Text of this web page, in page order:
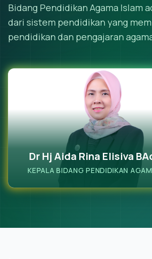
Bidang Pendidikan Agama Islam
dari sistem pendidikan yang
pendidikan dan pengajaran
Dr Hj Aida Rina Elisiva
KEPALA BIDANG PENDIDIKAN